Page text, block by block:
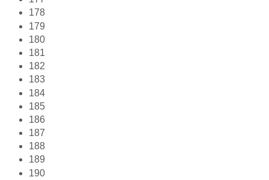
178
179
180
181
182
183
184
185
186
187
188
189
190